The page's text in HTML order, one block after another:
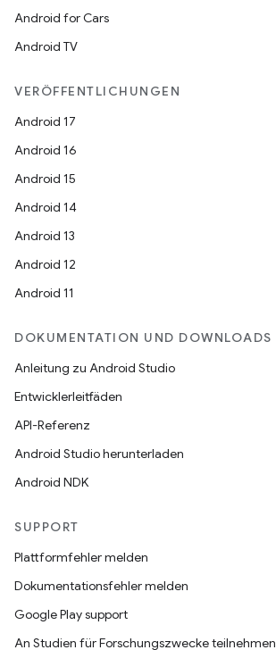
Android for Cars
Android TV
VERÖFFENTLICHUNGEN
Android 17
Android 16
Android 15
Android 14
Android 13
Android 12
Android 11
DOKUMENTATION UND DOWNLOADS
Anleitung zu Android Studio
Entwicklerleitfäden
API-Referenz
Android Studio herunterladen
Android NDK
SUPPORT
Plattformfehler melden
Dokumentationsfehler melden
Google Play support
An Studien für Forschungszwecke teilnehmen